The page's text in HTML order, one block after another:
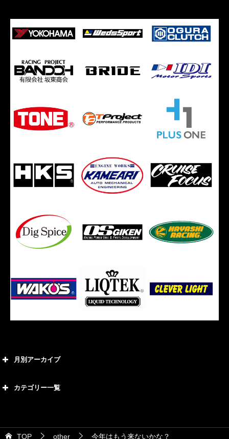
月別アーカイブ
2026年5月
カテゴリー一覧
21号車
TOP
other 今年はもう来ないかな？